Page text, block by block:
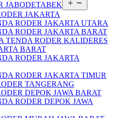
JABODETABEK
menu
JAKARTA
RODER JAKARTA UTARA
RODER JAKARTA BARAT
TENDA RODER KALIDERES
BARAT
RODER JAKARTA
RODER JAKARTA TIMUR
TANGERANG
DEPOK JAWA BARAT
RODER DEPOK JAWA